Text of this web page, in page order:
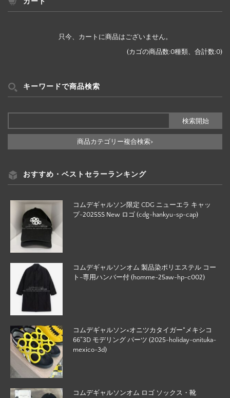
検
カート
只今、カートに商品はございません。
(カゴの商品数:0種類、合計数:0)
キーワードで商品検索
商品カテゴリー複合検索>
おすすめ・ベストセラーランキング
コムデギャルソン限定 CDG ニューエラ キャッ
プ-2025SS New ロゴ (cdg-hankyu-sp-cap)
コムデギャルソンオム 製品染ポリエステル コー
ト-専用ハンバー付 (homme-25aw-hp-c002)
コムデギャルソン×オニツカタイガー“メキシコ
66”3D モデリング パーツ (2025-holiday-onituka-
mexico-3d)
コムデギャルソンオム ロゴ ソックス・靴